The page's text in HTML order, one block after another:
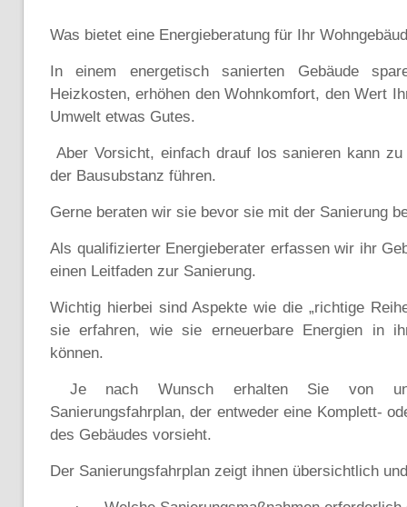
Was bietet eine Energieberatung für Ihr
In einem energetisch sanierten Gebäude
Heizkosten, erhöhen den Wohnkomfort, den Wert
Umwelt etwas Gutes.
Aber Vorsicht, einfach drauf los sanieren kann zu
der Bausubstanz führen.
Gerne beraten wir sie bevor sie mit der Sanierung
Als qualifizierter Energieberater erfassen wir ihr
einen Leitfaden zur Sanierung.
Wichtig hierbei sind Aspekte wie die „richtige
sie erfahren, wie sie erneuerbare Energien in
können.
Je nach Wunsch erhalten Sie von
Sanierungsfahrplan, der entweder eine Komplett-
des Gebäudes vorsieht.
Der Sanierungsfahrplan zeigt ihnen übersichtlich